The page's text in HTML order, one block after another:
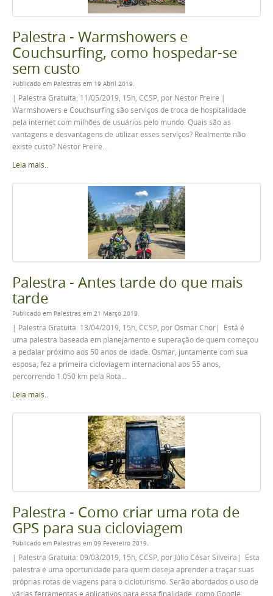
Palestra - Warmshowers e
Couchsurfing, como hospedar-se
sem custo
Publicado em Palestras em 19 Abril 2019.
| Palestra Gratuita: 11/05/2019, 15h, CCSP, por Nestor Freire |
Warmshowers e Couchsurfing são serviços de troca de hospitalidade
pela internet com milhões de usuários pelo mundo. Quais são as
vantagens e desvantagens de utilizar esses serviços? Realmente não
existe custo? Nestor Freire...
Leia mais..
Palestra - Antes tarde do que mais
tarde
Publicado em Palestras em 21 Março 2019.
| Palestra Gratuita: 13/04/2019, 15h, CCSP, por Osmar Chor| Está é
uma palestra baseada em planejamento e superação de quem começou
a pedalar próximo aos 50 anos de idade. Osmar, juntamente com sua
esposa, fez a primeira cicloviagem internacional aos 55 anos,
percorrendo 1.050 km pela Rota...
Leia mais..
Palestra - Como criar uma rota de
GPS para sua cicloviagem
Publicado em Palestras em 09 Fevereiro 2019.
| Palestra Gratuita: 09/03/2019, 15h, CCSP, por Júlio César Silveira| Esta
palestra é uma oportunidade para quem deseja aprender a traçar suas
próprias rotas de viagens para o cicloturismo. Serão abordados o uso de
várias ferramentas e aplicativos para essa finalidade, como Google